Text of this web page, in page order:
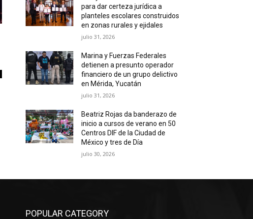
para dar certeza jurídica a
planteles escolares construidos
en zonas rurales y ejidales
julio 31, 2026
Marina y Fuerzas Federales
detienen a presunto operador
financiero de un grupo delictivo
en Mérida, Yucatán
julio 31, 2026
Beatriz Rojas da banderazo de
inicio a cursos de verano en 50
Centros DIF de la Ciudad de
México y tres de Día
julio 30, 2026
POPULAR CATEGORY